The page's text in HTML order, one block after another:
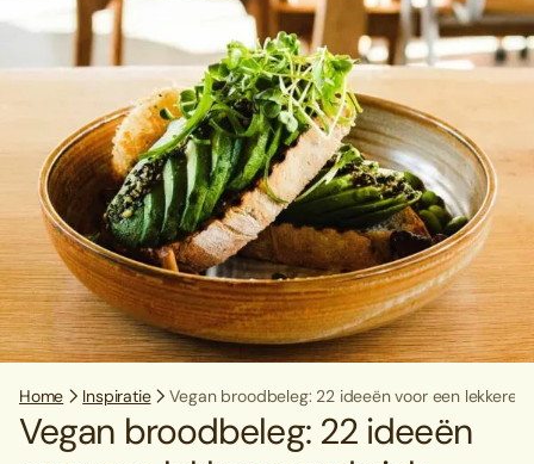
Home Inspiratie Vegan broodbeleg: 22 ideeën voor een lekkere
Vegan broodbeleg: 22 ideeën